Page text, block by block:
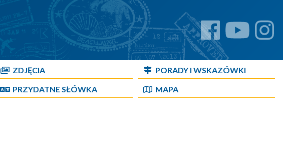
ZDJĘCIA
PORADY I WSKAZÓWKI
PRZYDATNE SŁÓWKA MAPA